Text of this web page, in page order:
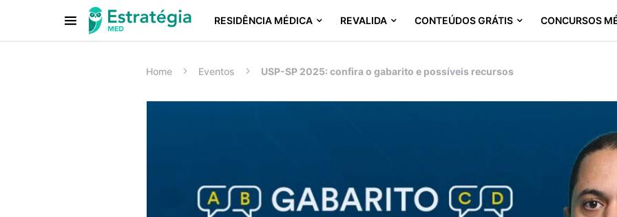
RESIDÊNCIA MÉDICA REVALIDA CONTEÚDOS GRÁTIS CONCURSOS
Procurar:
Home Eventos USP-SP 2025: confira o gabarito e possíveis recursos